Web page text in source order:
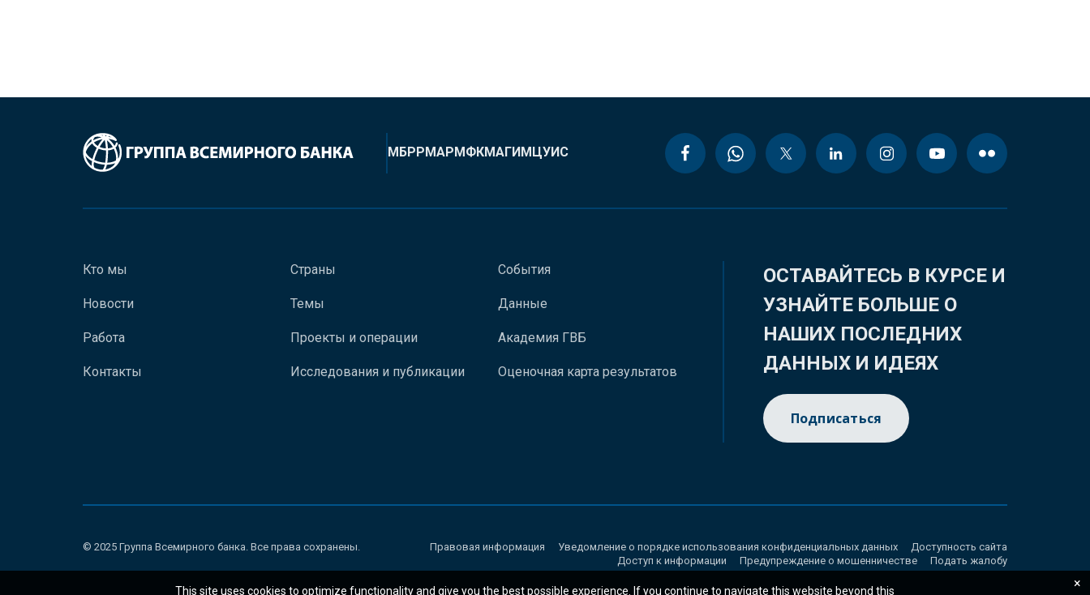
МБРРМАРМФКМАГИМЦУИС
Кто мы
Новости
Работа
Контакты
Страны
Темы
Проекты и операции
Исследования и публикации
События
Данные
Академия ГВБ
Оценочная карта результатов
ОСТАВАЙТЕСЬ В КУРСЕ И
УЗНАЙТЕ БОЛЬШЕ О
НАШИХ ПОСЛЕДНИХ
ДАННЫХ И ИДЕЯХ
Подписаться
© 2025 Группа Всемирного банка. Все права сохранены. Правовая информация Уведомление о порядке использования конфиденциальных данных
Доступность сайта
Доступ к информации
Предупреждение о мошенничестве Подать жалобу
This site uses cookies to optimize functionality and give you the best possible experience. If you continue to navigate this website beyond this ×